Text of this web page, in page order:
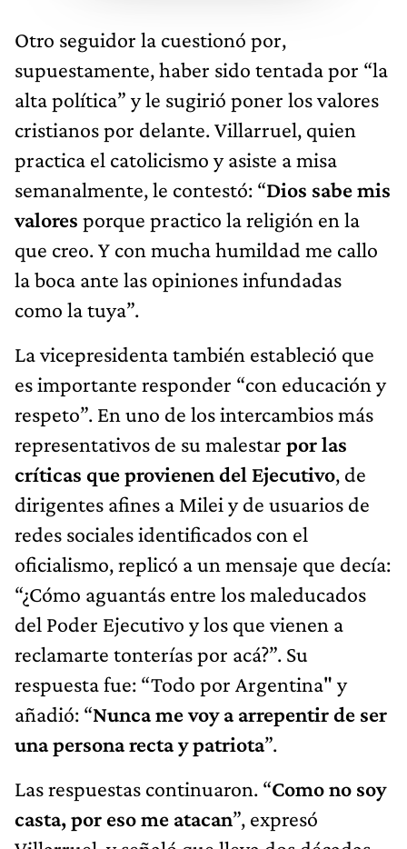
Otro seguidor la cuestionó por,
supuestamente, haber sido tentada por “la
alta política” y le sugirió poner los valores
cristianos por delante. Villarruel, quien
practica el catolicismo y asiste a misa
semanalmente, le contestó: “Dios sabe mis
valores porque practico la religión en la
que creo. Y con mucha humildad me callo
la boca ante las opiniones infundadas
como la tuya”.
La vicepresidenta también estableció que
es importante responder “con educación y
respeto”. En uno de los intercambios más
representativos de su malestar por las
críticas que provienen del Ejecutivo, de
dirigentes afines a Milei y de usuarios de
redes sociales identificados con el
oficialismo, replicó a un mensaje que decía:
“¿Cómo aguantás entre los maleducados
del Poder Ejecutivo y los que vienen a
reclamarte tonterías por acá?”. Su
respuesta fue: “Todo por Argentina" y
añadió: “Nunca me voy a arrepentir de ser
una persona recta y patriota”.
Las respuestas continuaron. “Como no soy
casta, por eso me atacan”, expresó